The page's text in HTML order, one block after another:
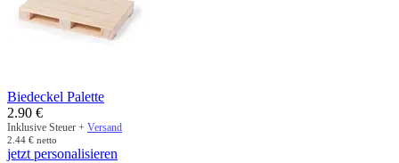
Biedeckel Palette
2.90 €
Inklusive Steuer + Versand
2.44 € netto
jetzt personalisieren